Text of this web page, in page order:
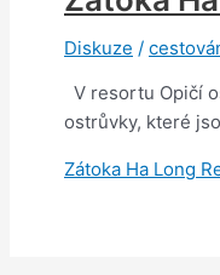
Diskuze /
V resortu Opičí
ostrůvky, které
Zátoka Ha Long